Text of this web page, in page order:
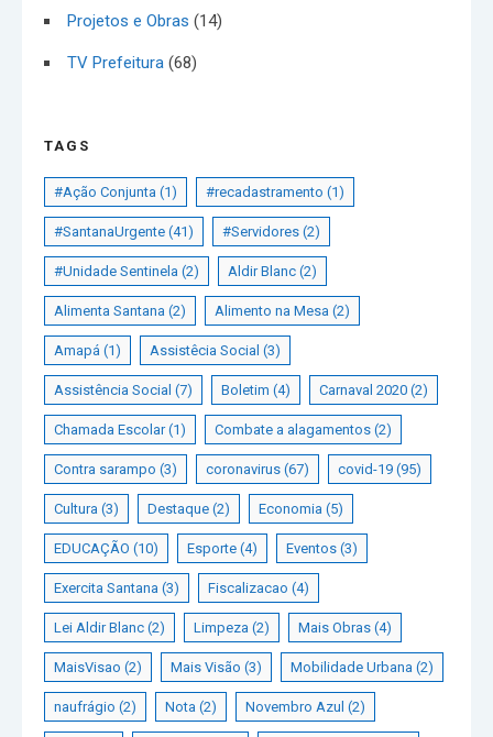
Projetos e Obras (14)
TV Prefeitura (68)
TAGS
#Ação Conjunta (1) #recadastramento (1)
#SantanaUrgente (41) #Servidores (2)
#Unidade Sentinela (2) Aldir Blanc (2)
Alimenta Santana (2) Alimento na Mesa (2)
Amapá (1) Assistêcia Social (3)
Assistência Social (7) Boletim (4) Carnaval 2020 (2)
Chamada Escolar(1) Combate a alagamentos (2)
Contra sarampo (3) coronavirus (67) covid-19 (95)
Cultura (3) Destaque (2) Economia (5)
EDUCAÇÃO (10) Esporte (4) Eventos (3)
Exercita Santana (3) Fiscalizacao (4)
Lei Aldir Blanc (2) Limpeza (2) Mais Obras (4)
MaisVisao (2) Mais Visão (3) Mobilidade Urbana (2)
naufrágio (2) Nota (2) Novembro Azul (2)